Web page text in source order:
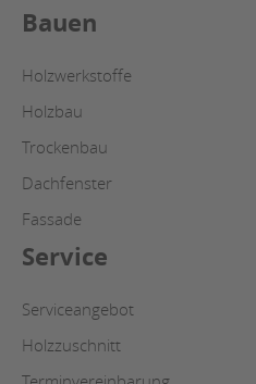
Bauen
Holzwerkstoffe
Holzbau
Trockenbau
Dachfenster
Fassade
Service
Serviceangebot
Holzzuschnitt